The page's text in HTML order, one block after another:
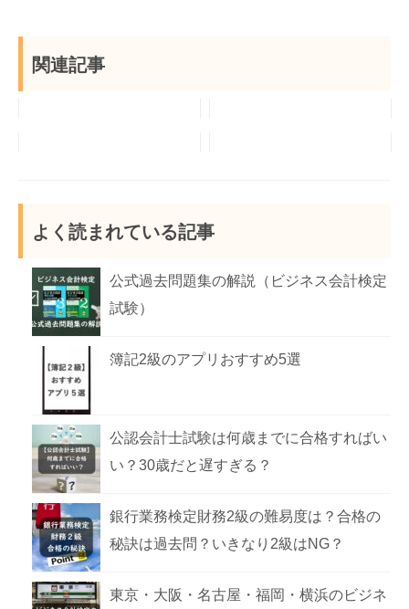
関連記事
能？押さえるべき
とは？
よく読まれている記事
公式過去問題集の解説（ビジネス会計検定
試験）
簿記2級のアプリおすすめ5選
公認会計士試験は何歳までに合格すればい
い？30歳だと遅すぎる？
銀行業務検定財務2級の難易度は？合格の
秘訣は過去問？いきなり2級はNG？
東京・大阪・名古屋・福岡・横浜のビジネ